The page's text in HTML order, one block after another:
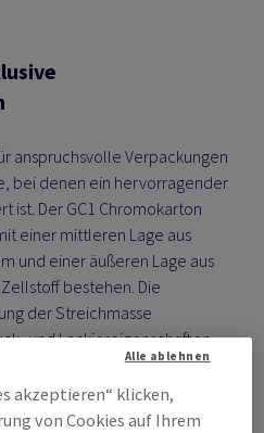
anspruchsvolle Verpackungen
bei denen ein hervorragender
ist. Der GC1 Chromokarton
einer mittleren Lage aus
und einer äußeren Lage aus
bestehen. Die
der Streichmasse
und Lackiereigenschaften.
akzeptieren“ klicken,
von Cookies auf Ihrem
Alle ablehnen